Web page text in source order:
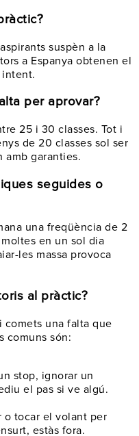
suspèn a la
a Espanya obtenen el
per aprovar?
25 i 30 classes. Tot i
de 20 classes sol ser
amb garanties.
seguides o
una freqüència de 2
en un sol dia
les massa provoca
al pràctic?
comets una falta que
comuns són:
stop, ignorar un
el pas si ve algú.
o tocar el volant per
estàs fora.